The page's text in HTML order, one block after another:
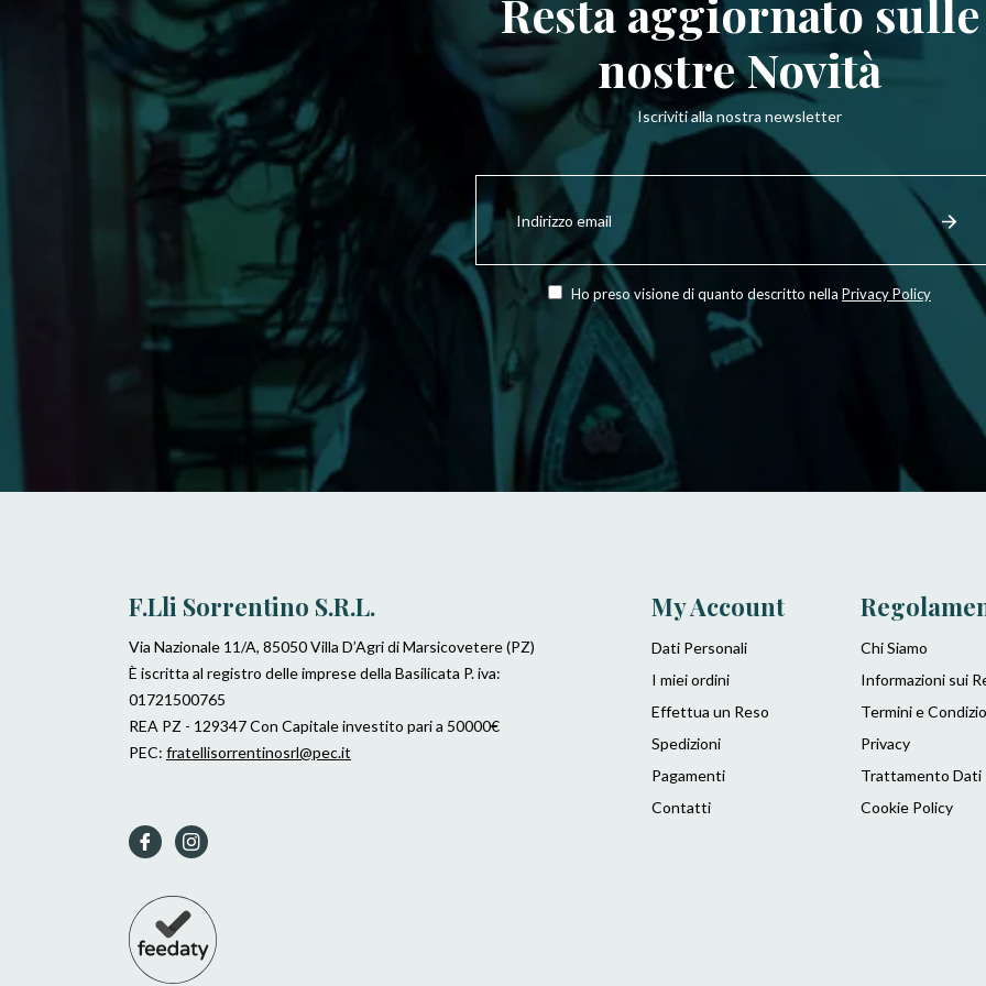
Resta aggiornato sulle
nostre Novità
Iscriviti alla nostra newsletter
ultime
novità,
offerte
e
stili
Ho preso visione di quanto descritto nella Privacy Policy
F.lli Sorrentino S.r.l.
Via Nazionale 11/A, 85050 Villa D’Agri di Marsicovetere (PZ)
È iscritta al registro delle imprese della Basilicata P. iva:
01721500765
REA PZ - 129347 Con Capitale investito pari a 50000€
PEC: fratellisorrentinosrl@pec.it
My Account
Dati Personali
I miei ordini
Effettua un Reso
Spedizioni
Pagamenti
Contatti
Chi Siamo
Informazioni sui
Termini e
Privacy
Trattamento Dati
Cookie Policy
Fb
Ins